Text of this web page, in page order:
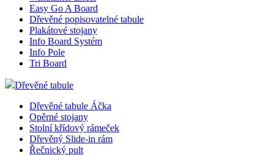
Easy Go A Board
Dřevěné popisovatelné tabule
Plakátové stojany
Info Board Systém
Info Pole
Tri Board
Dřevěné tabule
Dřevěné tabule Áčka
Opěrné stojany
Stolní křídový rámeček
Dřevěný Slide-in rám
Řečnický pult